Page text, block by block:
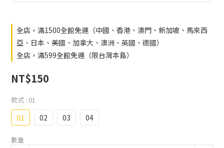
全店，滿1500全館免運（中國、香港、澳門、新加坡、馬來西
亞、日本、美國、加拿大、澳洲、英國、德國）
全店，滿599全館免運（限台灣本島）
NT$150
款式 : 01
01 02 03 04
數量